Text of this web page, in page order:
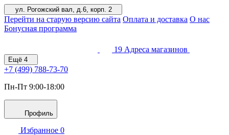
ул. Рогожский вал, д.6, корп. 2
Перейти на старую версию сайта Оплата и доставка О нас
Бонусная программа
19 Адреса магазинов
Ещё 4
+7 (499) 788-73-70
Пн-Пт 9:00-18:00
Профиль
Избранное 0